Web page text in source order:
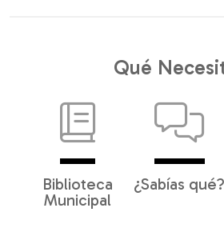
Qué
Biblioteca
Municipal
¿Sabías qué?